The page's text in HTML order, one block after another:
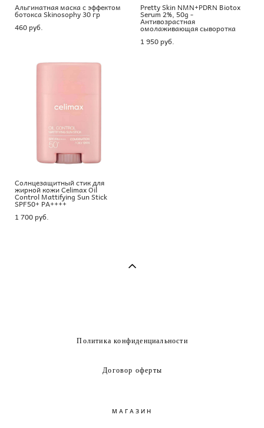
Альгинатная маска с эффектом
ботокса Skinosophy 30 гр
460 pуб.
Pretty Skin NMN+PDRN Biotox
Serum 2%, 50g -
Антивозрастная
омолаживающая сыворотка
1 950 pуб.
Солнцезащитный стик для
жирной кожи Celimax Oil
Control Mattifying Sun Stick
SPF50+ PA++++
1 700 pуб.
Политика конфиденциальности
Договор оферты
МАГАЗИН